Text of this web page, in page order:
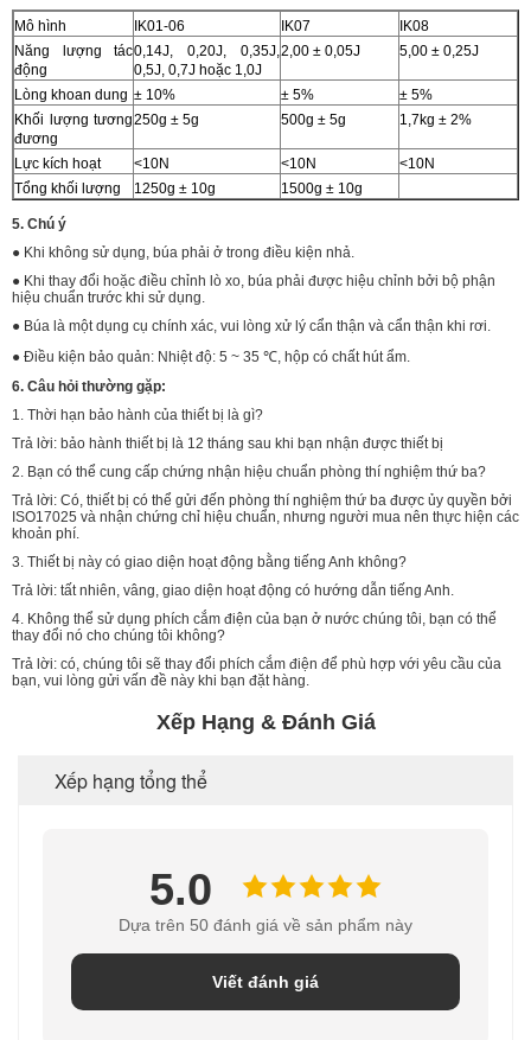
Mô hình IK01-06 IK07
IK08
Năng lượng tác
động
0,14J, 0,20J, 0,35J,
0,5J, 0,7J hoặc 1,0J
2,00 ± 0,05J 5,00 ± 0,25J
Lòng khoan dung ± 10% ± 5%
± 5%
Khối lượng tương
đương
250g ± 5g 500g ± 5g 1,7kg ± 2%
Lực kích hoạt <10N <10N
<10N
Tổng khối lượng
1250g ± 10g 1500g ± 10g
5. Chú ý
● Khi không sử dụng, búa phải ở trong điều kiện nhả.
● Khi thay đổi hoặc điều chỉnh lò xo, búa phải được hiệu chỉnh bởi bộ phận
hiệu chuẩn trước khi sử dụng.
● Búa là một dụng cụ chính xác, vui lòng xử lý cẩn thận và cẩn thận khi rơi.
● Điều kiện bảo quản: Nhiệt độ: 5 ~ 35 ℃, hộp có chất hút ẩm.
6. Câu hỏi thường gặp:
1. Thời hạn bảo hành của thiết bị là gì?
Trả lời: bảo hành thiết bị là 12 tháng sau khi bạn nhận được thiết bị
2. Bạn có thể cung cấp chứng nhận hiệu chuẩn phòng thí nghiệm thứ ba?
Trả lời: Có, thiết bị có thể gửi đến phòng thí nghiệm thứ ba được ủy quyền bởi
ISO17025 và nhận chứng chỉ hiệu chuẩn, nhưng người mua nên thực hiện các
khoản phí.
3. Thiết bị này có giao diện hoạt động bằng tiếng Anh không?
Trả lời: tất nhiên, vâng, giao diện hoạt động có hướng dẫn tiếng Anh.
4. Không thể sử dụng phích cắm điện của bạn ở nước chúng tôi, bạn có thể
thay đổi nó cho chúng tôi không?
Trả lời: có, chúng tôi sẽ thay đổi phích cắm điện để phù hợp với yêu cầu của
bạn, vui lòng gửi vấn đề này khi bạn đặt hàng.
Xếp Hạng & Đánh Giá
Xếp hạng tổng thể
5.0
Dựa trên 50 đánh giá về sản phẩm này
Viết đánh giá